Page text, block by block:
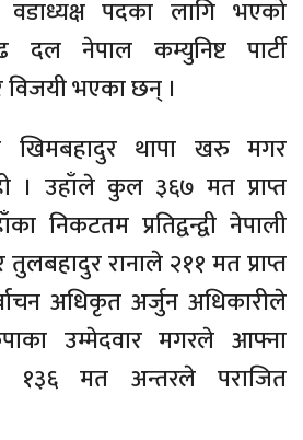
वडाध्यक्ष पदका लागि भएको
दल नेपाल कम्युनिष्ट पार्टी
विजयी भएका छन् ।
खिमबहादुर थापा खरु मगर
। उहाँले कुल ३६७ मत प्राप्त
निकटतम प्रतिद्वन्द्वी नेपाली
रानाले २११ मत प्राप्त
अधिकृत अर्जुन अधिकारीले
उम्मेदवार मगरले आफ्ना
१३६ मत अन्तरले पराजित